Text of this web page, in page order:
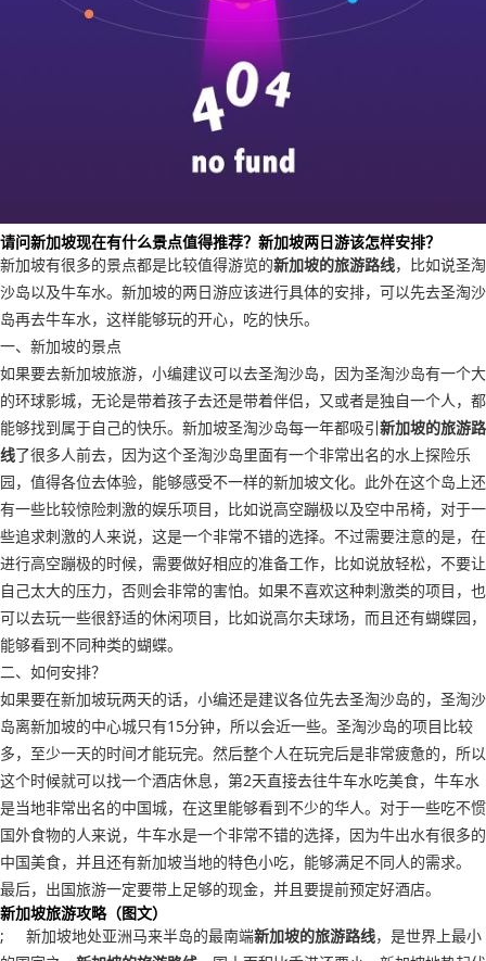
请问新加坡现在有什么景点值得推荐？新加坡两日游该怎样安排？
新加坡有很多的景点都是比较值得游览的新加坡的旅游路线，比如说圣淘
沙岛以及牛车水。新加坡的两日游应该进行具体的安排，可以先去圣淘沙
岛再去牛车水，这样能够玩的开心，吃的快乐。
一、新加坡的景点
如果要去新加坡旅游，小编建议可以去圣淘沙岛，因为圣淘沙岛有一个大
的环球影城，无论是带着孩子去还是带着伴侣，又或者是独自一个人，都
能够找到属于自己的快乐。新加坡圣淘沙岛每一年都吸引新加坡的旅游路
线了很多人前去，因为这个圣淘沙岛里面有一个非常出名的水上探险乐
园，值得各位去体验，能够感受不一样的新加坡文化。此外在这个岛上还
有一些比较惊险刺激的娱乐项目，比如说高空蹦极以及空中吊椅，对于一
些追求刺激的人来说，这是一个非常不错的选择。不过需要注意的是，在
进行高空蹦极的时候，需要做好相应的准备工作，比如说放轻松，不要让
自己太大的压力，否则会非常的害怕。如果不喜欢这种刺激类的项目，也
可以去玩一些很舒适的休闲项目，比如说高尔夫球场，而且还有蝴蝶园，
能够看到不同种类的蝴蝶。
二、如何安排？
如果要在新加坡玩两天的话，小编还是建议各位先去圣淘沙岛的，圣淘沙
岛离新加坡的中心城只有15分钟，所以会近一些。圣淘沙岛的项目比较
多，至少一天的时间才能玩完。然后整个人在玩完后是非常疲惫的，所以
这个时候就可以找一个酒店休息，第2天直接去往牛车水吃美食，牛车水
是当地非常出名的中国城，在这里能够看到不少的华人。对于一些吃不惯
国外食物的人来说，牛车水是一个非常不错的选择，因为牛出水有很多的
中国美食，并且还有新加坡当地的特色小吃，能够满足不同人的需求。
最后，出国旅游一定要带上足够的现金，并且要提前预定好酒店。
新加坡旅游攻略（图文）
; 新加坡地处亚洲马来半岛的最南端新加坡的旅游路线，是世界上最小